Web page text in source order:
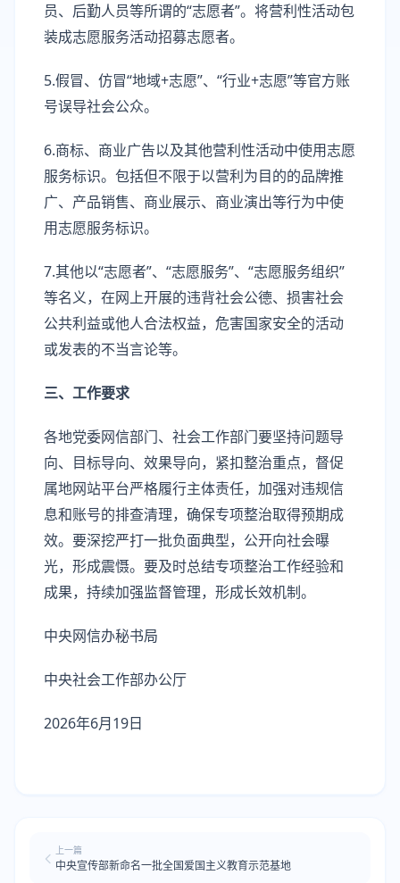
员、后勤人员等所谓的“志愿者”。将营利性活动包
装成志愿服务活动招募志愿者。
5.假冒、仿冒“地域+志愿”、“行业+志愿”等官方账
号误导社会公众。
6.商标、商业广告以及其他营利性活动中使用志愿
服务标识。包括但不限于以营利为目的的品牌推
广、产品销售、商业展示、商业演出等行为中使
用志愿服务标识。
7.其他以“志愿者”、“志愿服务”、“志愿服务组织”
等名义，在网上开展的违背社会公德、损害社会
公共利益或他人合法权益，危害国家安全的活动
或发表的不当言论等。
三、工作要求
各地党委网信部门、社会工作部门要坚持问题导
向、目标导向、效果导向，紧扣整治重点，督促
属地网站平台严格履行主体责任，加强对违规信
息和账号的排查清理，确保专项整治取得预期成
效。要深挖严打一批负面典型，公开向社会曝
光，形成震慑。要及时总结专项整治工作经验和
成果，持续加强监督管理，形成长效机制。
中央网信办秘书局
中央社会工作部办公厅
2026年6月19日
上一篇
中央宣传部新命名一批全国爱国主义教育示范基地